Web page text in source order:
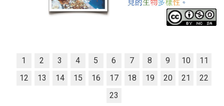
1 2 3 4 5 6 7 8 9 10
11
12
13 14 15 16 17 18 19 20 21
22
23